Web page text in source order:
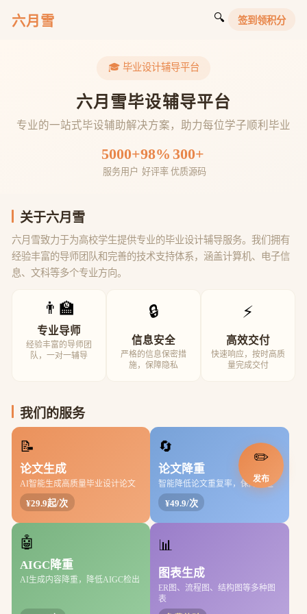
六月雪 🔍 签到领积分
🎓 毕业设计辅导平台
六月雪毕设辅导平台
专业的一站式毕设辅助解决方案，助力每位学子顺利毕业
5000+
服务用户
98%
好评率
300+
优质源码
关于六月雪
六月雪致力于为高校学生提供专业的毕业设计辅导服务。我们拥有
经验丰富的导师团队和完善的技术支持体系，涵盖计算机、电子信
息、文科等多个专业方向。
👨‍🏫
专业导师
经验丰富的导师团
队，一对一辅导
🔒
信息安全
严格的信息保密措
施，保障隐私
⚡
高效交付
快速响应，按时高质
量完成交付
我们的服务
📝
论文生成
AI智能生成高质量毕业设计论文
¥29.9起/次
🔄
论文降重
智能降低论文重复率，保障通过
¥49.9/次
🤖
AIGC降重
AI生成内容降重，降低AIGC检出
📊
图表生成
ER图、流程图、结构图等多种图
表
✏️
发布